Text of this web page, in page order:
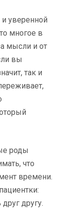
уверенной
многое в
мысли и от
вы
так и
роды
что
времени.
другу.